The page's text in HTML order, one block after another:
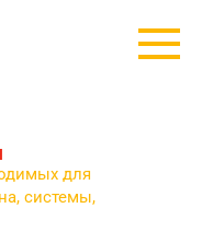
для
системы,